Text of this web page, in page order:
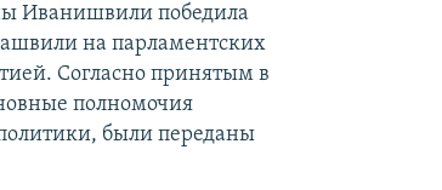
Иванишвили победила
на парламентских
Согласно принятым в
полномочия
были переданы